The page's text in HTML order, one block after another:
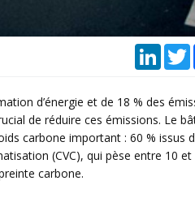
d’énergie et de 18 % des
de réduire ces émissions. Le
carbone important : 60 % issus
(CVC), qui pèse entre 10 et
carbone.